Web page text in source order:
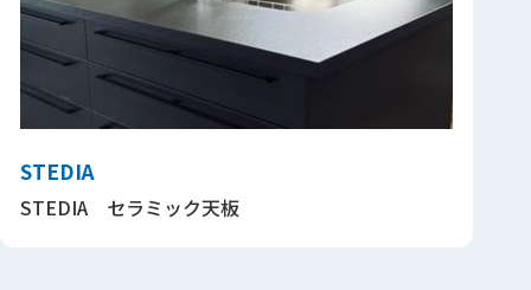
STEDIA
STEDIA セラミック天板